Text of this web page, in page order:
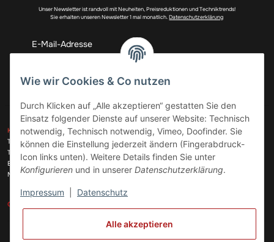
Unser Newsletter ist randvoll mit Neuheiten, Preisreduktionen und Techniktrends!
Sie erhalten unseren Newsletter 1 mal monatlich.Datenschutzerklärung
Abonnieren
KONTAKT
Telefon:+49 (0)6074 816 08 0
Telefax:
+49 (0)6074 215 08 60
E-Mail:
info@meinhausgeraetedoc.de
Max Planck Str. 6 c, 63322 Rödermark
GESETZLICHE INFORMATIONEN
ZAHLUNGSARTEN
VERSANDARTEN
Wie wir Cookies & Co nutzen
Durch Klicken auf „Alle akzeptieren“ gestatten Sie den
Einsatz folgender Dienste auf unserer Website: Technisch
notwendig, Technisch notwendig, Vimeo, Doofinder. Sie
können die Einstellung jederzeit ändern (Fingerabdruck-
Icon links unten). Weitere Details finden Sie unter
Konfigurieren und in unserer Datenschutzerklärung.
Impressum Datenschutz
Alle akzeptieren